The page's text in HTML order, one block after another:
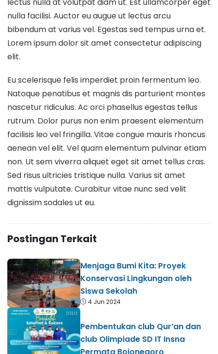
nulla facilisi. Auctor eu augue ut lectus arcu
bibendum at varius vel. Egestas sed tempus urna et.
Lorem ipsum dolor sit amet consectetur adipiscing
elit.
Eu scelerisque felis imperdiet proin fermentum leo.
Natoque penatibus et magnis dis parturient montes
nascetur ridiculus. Ac orci phasellus egestas tellus
rutrum. Dolor purus non enim praesent elementum
facilisis leo vel fringilla. Vitae congue mauris rhoncus
aenean vel elit. Vel quam elementum pulvinar etiam
non. Ut sem viverra aliquet eget sit amet tellus cras.
Sed risus ultricies tristique nulla. Varius sit amet
mattis vulputate. Curabitur vitae nunc sed velit
dignissim sodales ut eu.
Postingan Terkait
Menjaga Bumi Kita: Proyek
Konservasi Lingkungan oleh
Siswa Sekolah
4 Jun 2024
Pembentukan club Qur’an dan
club Olimpiade SD IT Insna
Permata Bojonegoro